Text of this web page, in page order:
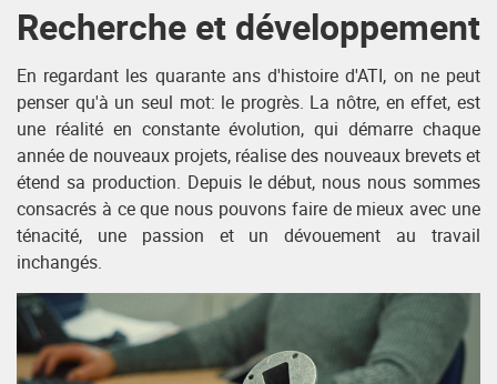
Recherche et développement
En regardant les quarante ans d'histoire d'ATI, on ne peut
penser qu'à un seul mot: le progrès. La nôtre, en effet, est
une réalité en constante évolution, qui démarre chaque
année de nouveaux projets, réalise des nouveaux brevets et
étend sa production. Depuis le début, nous nous sommes
consacrés à ce que nous pouvons faire de mieux avec une
ténacité, une passion et un dévouement au travail
inchangés.